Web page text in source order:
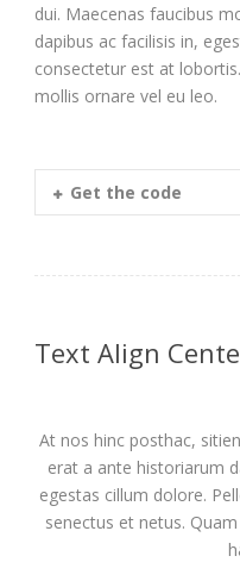
dui. Maecenas faucibus
dapibus ac facilisis in,
consectetur est at
mollis ornare vel eu leo.
Get the code
Text Align
At nos hinc posthac,
erat a ante historiarum
egestas cillum dolore.
senectus et netus.